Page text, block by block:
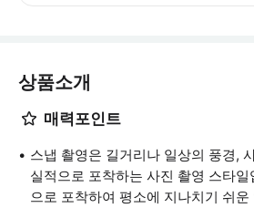
상품소개
매력포인트
스냅 촬영은 길거리나 일상의 풍경,
실적으로 포착하는 사진 촬영 스타
으로 포착하여 평소에 지나치기 쉬